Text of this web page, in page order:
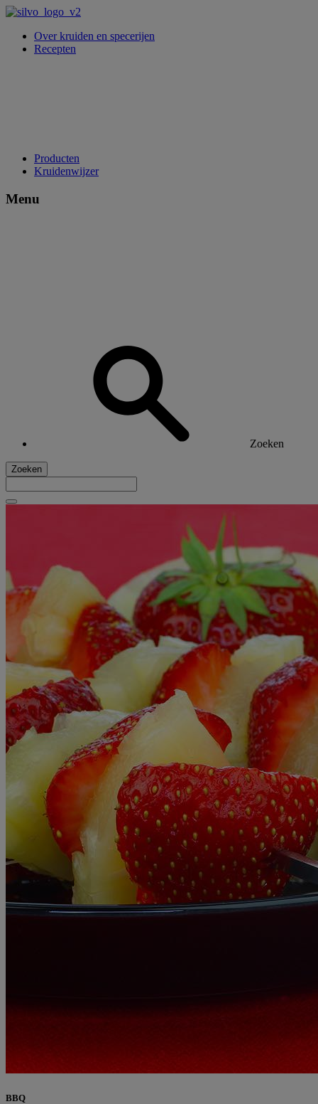
Over kruiden en specerijen
Recepten
Producten
Kruidenwijzer
Menu
Zoeken
Zoeken
BBQ